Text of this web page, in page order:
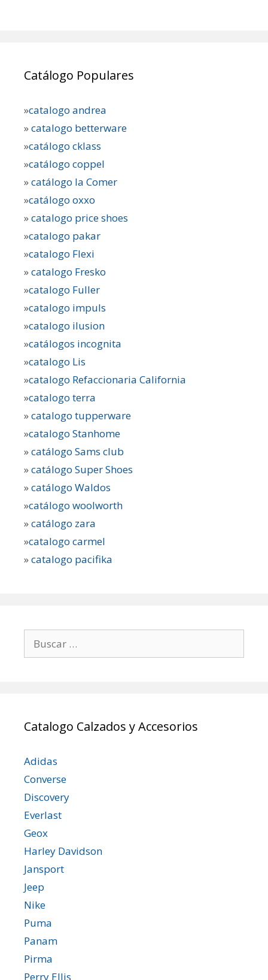
Catálogo Populares
»catalogo andrea
»catalogo betterware
»catálogo cklass
»catálogo coppel
»catálogo la Comer
»catálogo oxxo
»catalogo price shoes
»catalogo pakar
»catalogo Flexi
»catalogo Fresko
»catalogo Fuller
»catalogo impuls
»catalogo ilusion
»catálogos incognita
»catalogo Lis
»catalogo Refaccionaria California
»catalogo terra
»catalogo tupperware
»catalogo Stanhome
»catálogo Sams club
»catálogo Super Shoes
»catálogo Waldos
»catálogo woolworth
»catálogo zara
»catalogo carmel
»catalogo pacifika
Catalogo Calzados y Accesorios
Adidas
Converse
Discovery
Everlast
Geox
Harley Davidson
Jansport
Jeep
Nike
Puma
Panam
Pirma
Perry Ellis